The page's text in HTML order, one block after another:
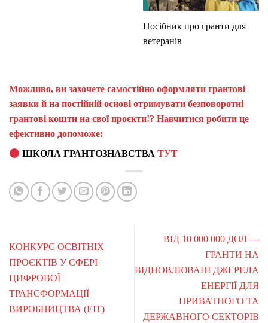
Посібник про гранти для
ветеранів
Можливо, ви захочете самостійно оформляти грантові
заявки й на постійній основі отримувати безповоротні
грантові кошти на свої проєкти!? Навчитися робити це
ефективно допоможе:
ШКОЛА ГРАНТОЗНАВСТВАТУТ
КОНКУРС ОСВІТНІХ
ПРОЄКТІВ У СФЕРІ
ЦИФРОВОЇ
ТРАНСФОРМАЦІЇ
ВИРОБНИЦТВА (EIT)
ВІД 10 000 000 ДОЛ —
ГРАНТИ НА
ВІДНОВЛЮВАНІ ДЖЕРЕЛА
ЕНЕРГІЇ ДЛЯ
ПРИВАТНОГО ТА
ДЕРЖАВНОГО СЕКТОРІВ